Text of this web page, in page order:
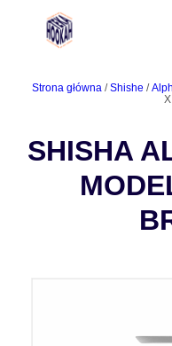
Strona główna/Shishe /
SHISHA